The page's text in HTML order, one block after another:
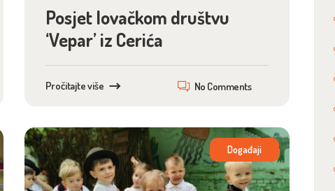
Posjet lovačkom društvu
‘Vepar’ iz Cerića
Pročitajte više No Comments
Događaji